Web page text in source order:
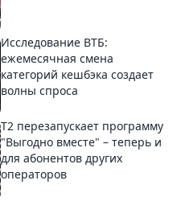
Исследование ВТБ:
ежемесячная смена
категорий кешбэка создает
волны спроса
Т2 перезапускает программу
"Выгодно вместе" – теперь и
для абонентов других
операторов